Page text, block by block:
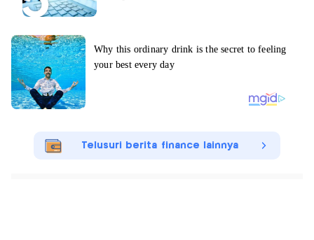
Telusuri berita finance lainnya